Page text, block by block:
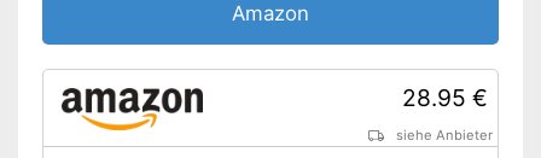
Amazon
28.95 €
siehe Anbieter